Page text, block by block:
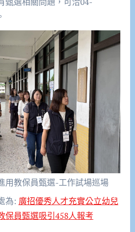
用教保員甄選-工作試場巡場
為: 廣招優秀人才充實公立幼兒
員甄選吸引458人報考